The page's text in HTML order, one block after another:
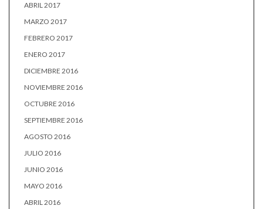
ABRIL 2017
MARZO 2017
FEBRERO 2017
ENERO 2017
DICIEMBRE 2016
NOVIEMBRE 2016
OCTUBRE 2016
SEPTIEMBRE 2016
AGOSTO 2016
JULIO 2016
JUNIO 2016
MAYO 2016
ABRIL 2016